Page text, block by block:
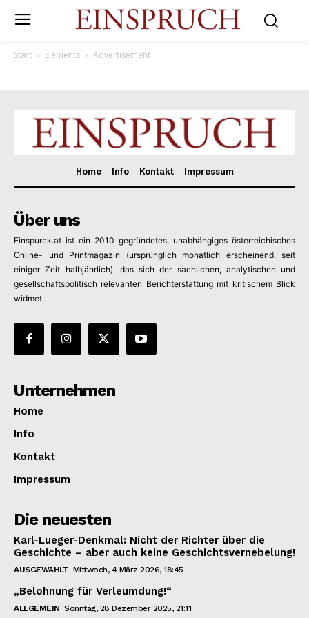
News Week
Magazine PRO
Company
Contact us
Subscription Plans
My account
Start Elements Advertisement
Home Info Kontakt Impressum
Über uns
Einspurck.at ist ein 2010 gegründetes, unabhängiges österreichisches
Online- und Printmagazin (ursprünglich monatlich erscheinend, seit
einiger Zeit halbjährlich), das sich der sachlichen, analytischen und
gesellschaftspolitisch relevanten Berichterstattung mit kritischem Blick
widmet.
Unternehmen
Home
Info
Kontakt
Impressum
Die neuesten
Karl-Lueger-Denkmal: Nicht der Richter über die
Geschichte – aber auch keine Geschichtsvernebelung!
AUSGEWÄHLT Mittwoch, 4 März 2026, 18:45
„Belohnung für Verleumdung!“
ALLGEMEIN Sonntag, 28 Dezember 2025, 21:11